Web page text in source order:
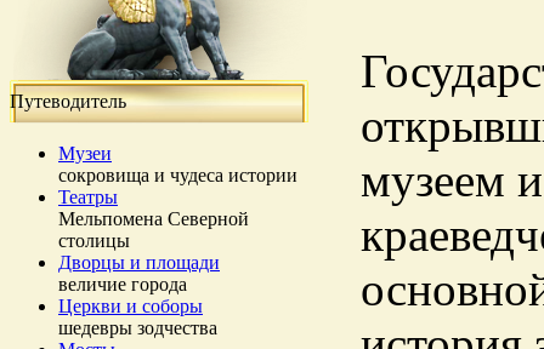
Путеводитель
Музеи
сокровища и чудеса истории
Театры
Мельпомена Северной
столицы
Дворцы и площади
величие города
Церкви и соборы
шедевры зодчества
музеем